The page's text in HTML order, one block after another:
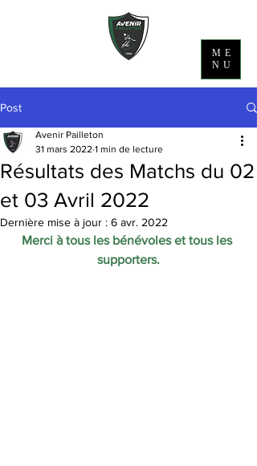
ME
NU
Post
Résultats des Matchs du 02
et 03 Avril 2022
Avenir Pailleton
31 mars 2022 1 min de lecture
Dernière mise à jour : 6 avr. 2022
Merci à tous les bénévoles et tous les
supporters.